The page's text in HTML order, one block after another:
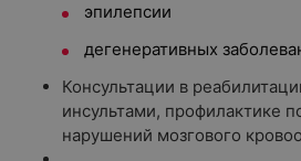
эпилепсии
дегенеративных
Консультации в
инсультами, профилактике
нарушений мозгового